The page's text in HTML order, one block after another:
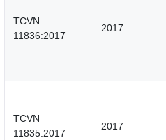
TCVN
11836:2017
2017
TCVN
11835:2017
2017